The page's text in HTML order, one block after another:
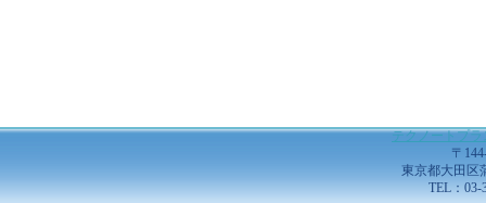
テクノートプ
〒
東京都大田区
TEL：03-